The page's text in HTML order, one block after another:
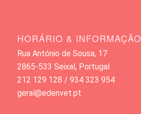
HORÁRIO & INFORMAÇÃO
Rua António de Sousa, 17
2865-533 Seixal, Portugal
212 129 128 / 934 323 954
geral@edenvet.pt